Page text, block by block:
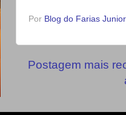
Por Blog do Farias Junior
Postagem mais